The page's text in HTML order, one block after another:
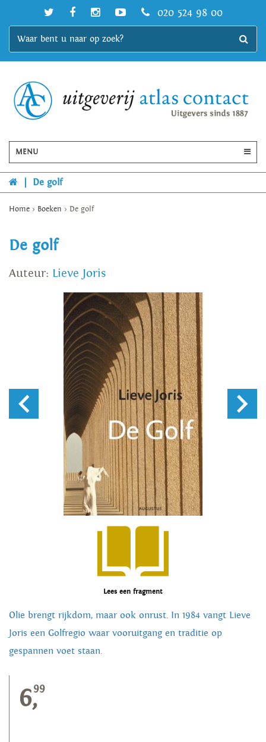
020 524 98 00
MENU
De golf
Home > Boeken > De golf
De golf
Auteur: Lieve Joris
Lees een fragment
Olie brengt rijkdom, maar ook onrust. In 1984 vangt Lieve
Joris een Golfregio waar vooruitgang en traditie op
gespannen voet staan.
6,99